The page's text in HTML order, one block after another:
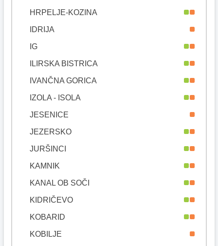
HRPELJE-KOZINA
IDRIJA
IG
ILIRSKA BISTRICA
IVANČNA GORICA
IZOLA - ISOLA
JESENICE
JEZERSKO
JURŠINCI
KAMNIK
KANAL OB SOČI
KIDRIČEVO
KOBARID
KOBILJE